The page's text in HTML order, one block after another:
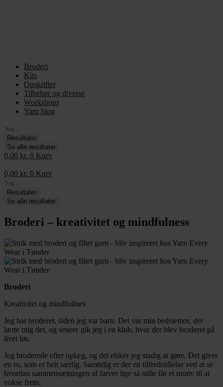
Broderi
Kits
Opskrifter
Tilbehør og diverse
Workshops
Yarn blog
Search
...Resultater
Se alle resultater
0,00 kr. 0 Kurv
0,00 kr. 0 Kurv
Search
...Resultater
Se alle resultater
Broderi – kreativitet og mindfulness
Broderi
Kreativitet og mindfullnes
Jeg har broderet, siden jeg var barn. Det var min bedstemor, der
lærte mig det, og senere gik jeg i en klub, hvor der blev broderet på
livet løs.
Jeg broderede efter oplæg, og det elsker jeg stadig at gøre. Det giver
en ro, som er helt særlig. Samtidig er der en tilfredstillelse ved at se
hvordan sammensætningen af farver lige så stille får et motiv til at
vokse frem.